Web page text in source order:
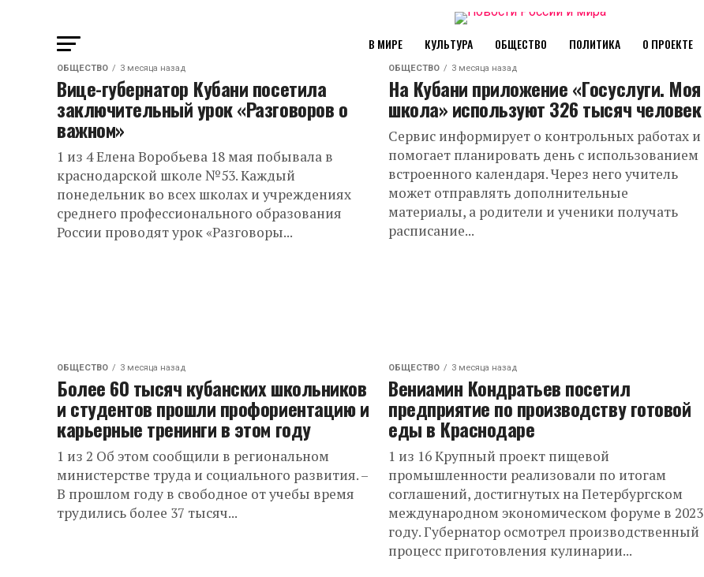
В МИРЕ КУЛЬТУРА ОБЩЕСТВО ПОЛИТИКА О ПРОЕКТЕ
ОБЩЕСТВО 3 месяца назад
Вице-губернатор Кубани посетила
заключительный урок «Разговоров о
важном»
1 из 4 Елена Воробьева 18 мая побывала в
краснодарской школе №53. Каждый
понедельник во всех школах и учреждениях
среднего профессионального образования
России проводят урок «Разговоры...
ОБЩЕСТВО 3 месяца назад
На Кубани приложение «Госуслуги. Моя
школа» используют 326 тысяч человек
Сервис информирует о контрольных работах и
помогает планировать день с использованием
встроенного календаря. Через него учитель
может отправлять дополнительные
материалы, а родители и ученики получать
расписание...
ОБЩЕСТВО 3 месяца назад
Более 60 тысяч кубанских школьников
и студентов прошли профориентацию и
карьерные тренинги в этом году
1 из 2 Об этом сообщили в региональном
министерстве труда и социального развития. –
В прошлом году в свободное от учебы время
трудились более 37 тысяч...
ОБЩЕСТВО 3 месяца назад
Вениамин Кондратьев посетил
предприятие по производству готовой
еды в Краснодаре
1 из 16 Крупный проект пищевой
промышленности реализовали по итогам
соглашений, достигнутых на Петербургском
международном экономическом форуме в 2023
году. Губернатор осмотрел производственный
процесс приготовления кулинарии...